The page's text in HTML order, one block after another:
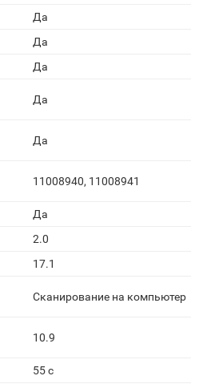
Да
Да
Да
Да
Да
11008940, 11008941
Да
2.0
17.1
Сканирование на компьютер
10.9
55 с